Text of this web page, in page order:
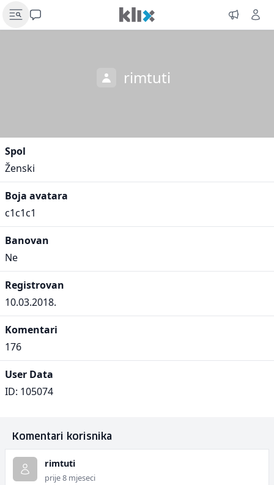
rimtuti
Spol
Ženski
Boja avatara
c1c1c1
Banovan
Ne
Registrovan
10.03.2018.
Komentari
176
User Data
ID: 105074
Komentari korisnika
rimtuti
prije 8 mjeseci